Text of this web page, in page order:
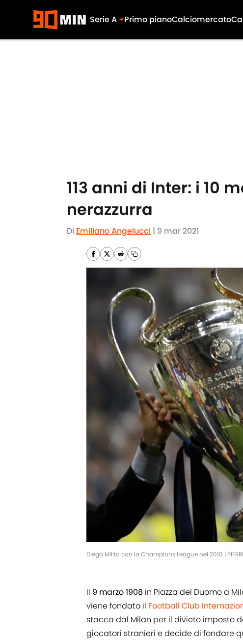
Serie A Primo pianoCalciomercato
113 anni di Inter: i 10
nerazzurra
Di Emiliano Angelucci | 9 mar 2021
Diego Milito con la Champions League nel 2010 |
Il 9 marzo 1908 in Piazza del Duomo a
viene fondato il Football Club
stacca dal Milan per il divieto imposto
giocatori stranieri e decide di fondare